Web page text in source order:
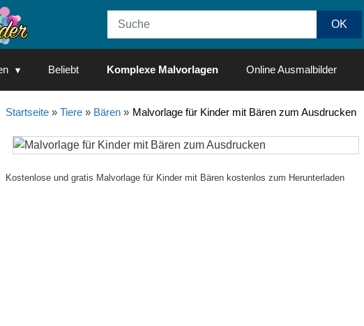
Beliebt Komplexe Malvorlagen Online Ausmalbilder
Startseite» Tiere» Bären» Malvorlage für Kinder mit Bären zum Ausdrucken
Kostenlose und gratis Malvorlage für Kinder mit Bären kostenlos zum Herunterladen